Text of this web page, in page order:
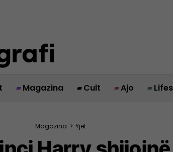
Magazina Cult Ajo
Magazina > Yjet